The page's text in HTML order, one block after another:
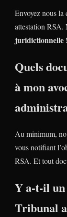
Envoyez nous la
attestation RSA.
juridictionnelle !
Quels
à mon
Au minimum,
vous notifiant
RSA. Et tout
Y a-t-il
Tribunal